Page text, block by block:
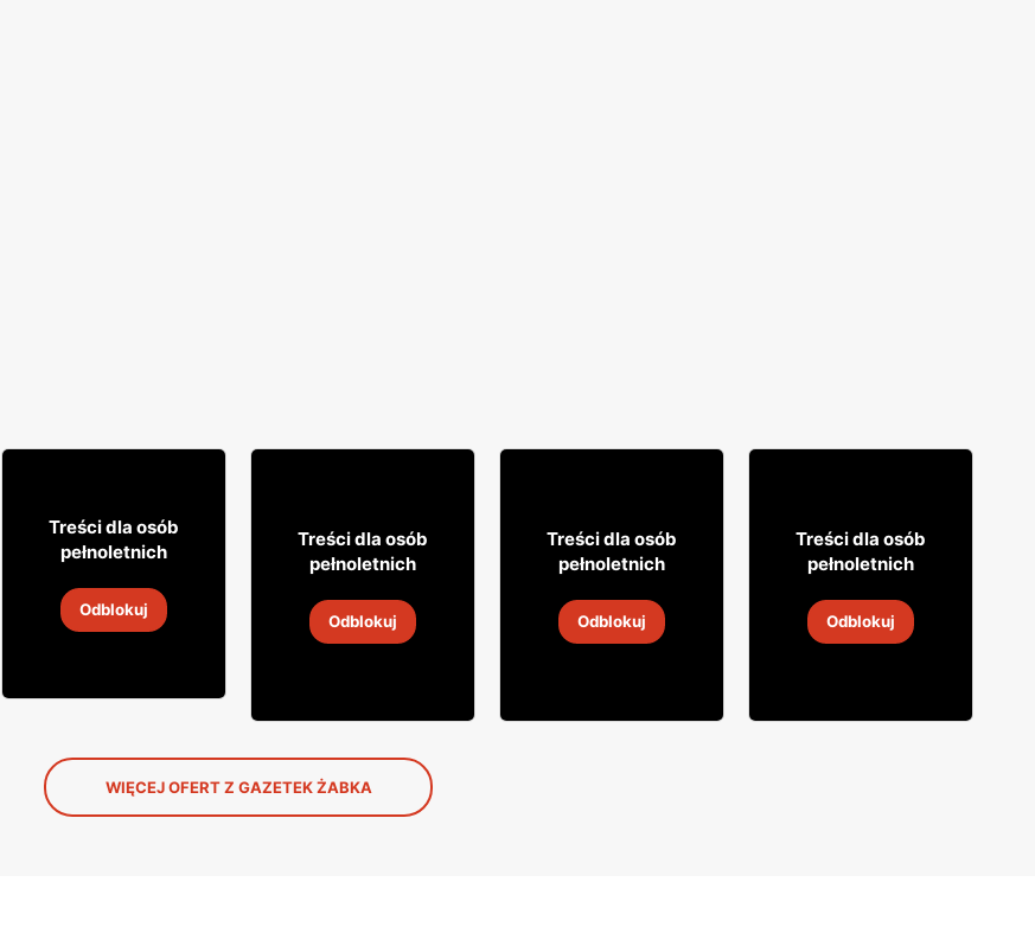
16 99
18 sie 2026
Treści dla osób
pełnoletnich
Odblokuj
799
Drink Captain Morgan
18 sie 2026
Treści dla osób
pełnoletnich
Odblokuj
49
Napój alkoholowy Soplica
18 sie 2026
Treści dla osób
pełnoletnich
Odblokuj
2999
Wódka Żołądkowa Gorzka
18 sie 2026
Treści dla osób
pełnoletnich
Odblokuj
WIĘCEJ OFERT Z GAZETEK ŻABKA